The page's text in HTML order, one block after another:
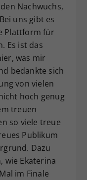
Nachwuchs,
uns gibt es
Plattform für
Es ist das
was mir
bedankte sich
von vielen
hoch genug
treuen
so viele treue
Publikum
Dazu
wie Ekaterina
im Finale